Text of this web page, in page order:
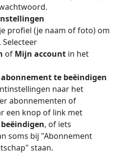
profiel (je naam of foto) om
of Mijn account in het
te beëindigen
naar het
abonnementen of
een knop of link met
, of iets
soms bij "Abonnement
staan.